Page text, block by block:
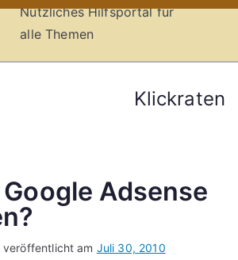
Nützliches Hilfsportal für
alle Themen
Klickraten
Adsense
veröffentlicht am Juli 30, 2010